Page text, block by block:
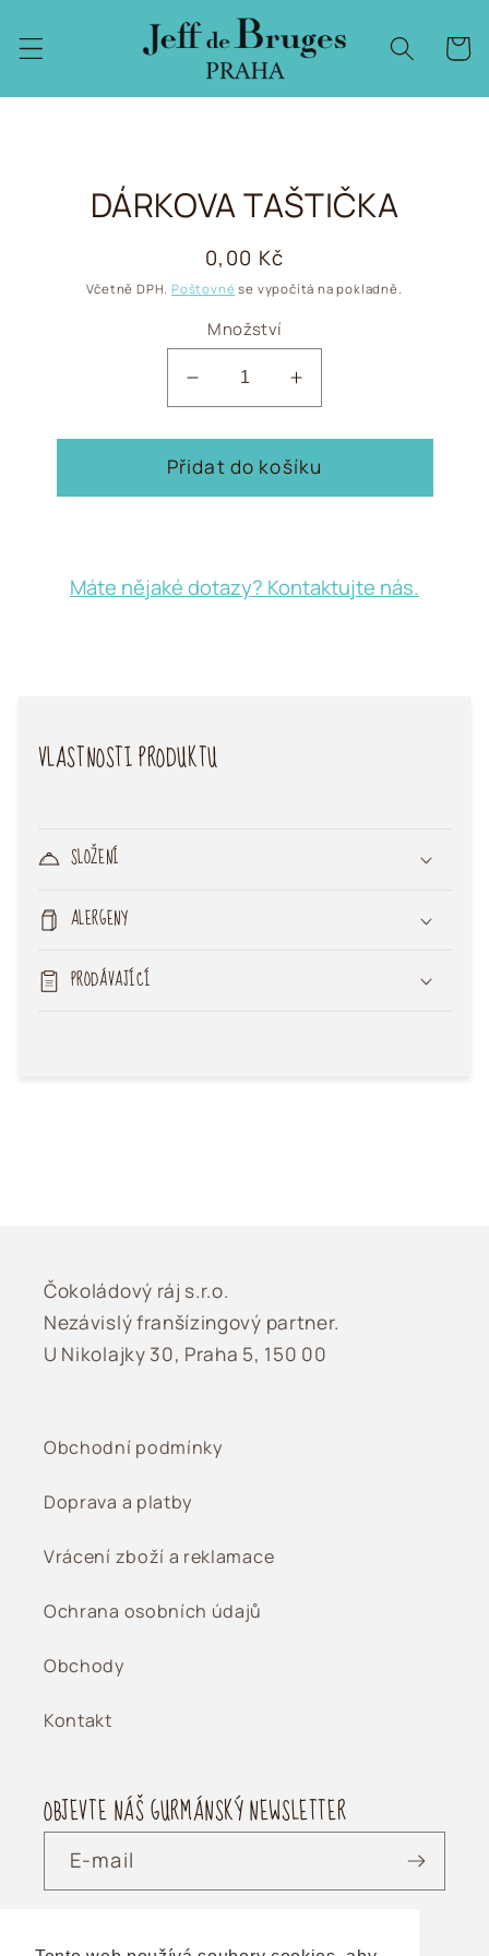
obsahu
Košík
informaceDÁRKOVA TAŠTIČKA
Běžná
cena
0,00 Kč
Včetně DPH.Poštovné se vypočítá na pokladně.
Množství
Snížit
množství
produktu
Dárkova
taštička
Zvýšit
množství
produktu
Dárkova
taštička
Přidat do košíku
Máte nějaké dotazy? Kontaktujte nás.
VLASTNOSTI PRODUKTU
SLOŽENÍ
ALERGENY
PRODÁVAJÍCÍ
Čokoládový ráj s.r.o.
Nezávislý franšízingový partner.
U Nikolajky 30, Praha 5, 150 00
Obchodní podmínky
Doprava a platby
Vrácení zboží a reklamace
Ochrana osobních údajů
Obchody
Kontakt
OBJEVTE NÁŠ GURMÁNSKÝ NEWSLETTER
E-mail
SLEDUJTE JEFFŮV KAŽDODENNÍ ŽIVOT